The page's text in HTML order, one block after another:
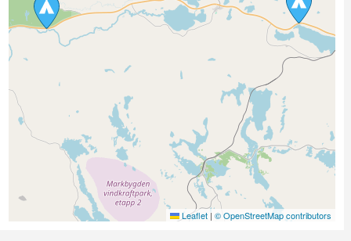
Leaflet | © OpenStreetMap contributors